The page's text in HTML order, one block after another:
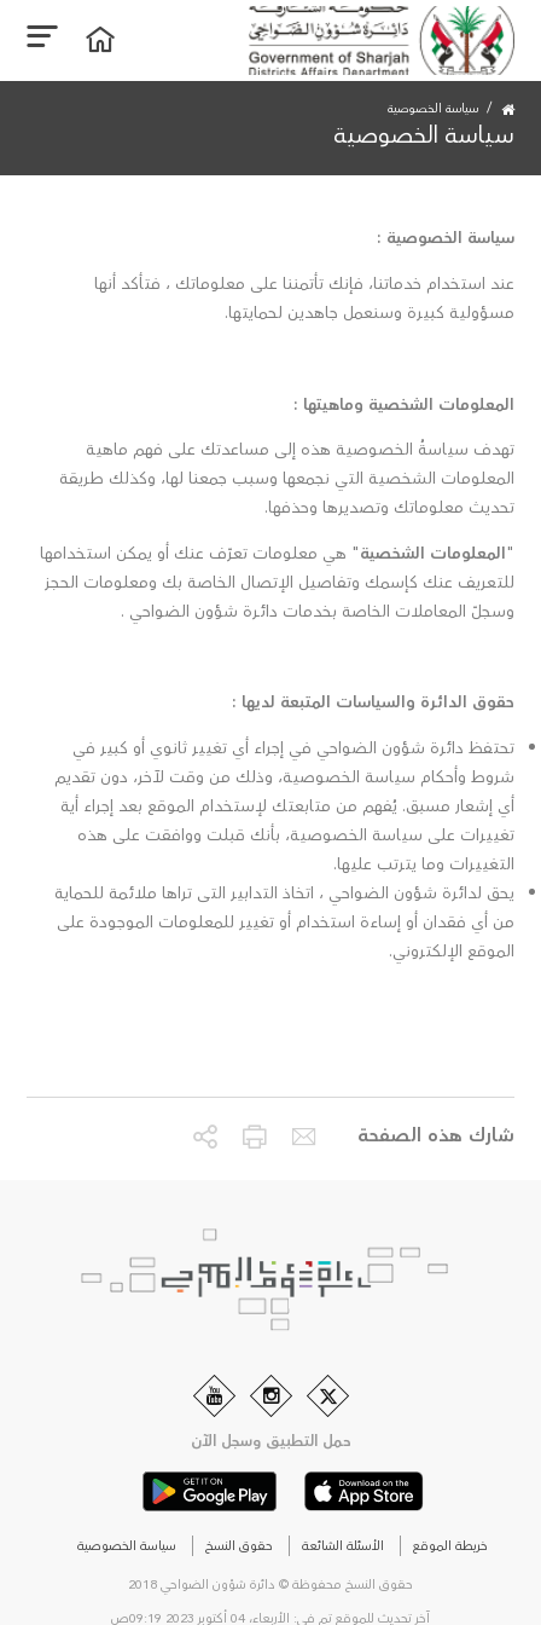
سياسة الخصوصية
سياسة الخصوصية
سياسة الخصوصية :
عند استخدام خدماتنا، فإنك تأتمننا على معلوماتك ، فتأكد أنها
مسؤولية كبيرة وسنعمل جاهدين لحمايتها.
المعلومات الشخصية وماهيتها :
تهدف سياسةُ الخصوصية هذه إلى مساعدتك على فهم ماهية
المعلومات الشخصية التي نجمعها وسبب جمعنا لها، وكذلك طريقة
تحديث معلوماتك وتصديرها وحذفها.
"المعلومات الشخصية" هي معلومات تعرّف عنك أو يمكن استخدامها
للتعريف عنك كإسمك وتفاصيل الإتصال الخاصة بك ومعلومات الحجز
وسجلّ المعاملات الخاصة بخدمات دائـرة شؤون الضواحي .
حقوق الدائـرة والسياسات المتبعة لديها :
تحتفظ دائرة شؤون الضواحي في إجراء أي تغيير ثانوي أو كبير في
شروط وأحكام سياسة الخصوصية، وذلك من وقت لآخر، دون تقديم
أي إشعار مسبق. يُفهم من متابعتك لإستخدام الموقع بعد إجراء أية
تغييرات على سياسة الخصوصية، بأنك قبلت ووافقت على هذه
التغييرات وما يترتب عليها.
يحق لدائرة شؤون الضواحي ، اتخاذ التدابير التى تراها ملائمة للحماية
من أي فقدان أو إساءة استخدام أو تغيير للمعلومات الموجودة على
الموقع الإلكتروني.
شارك هذه الصفحة
حمل التطبيق وسجل الآن
خريطة الموقع الأسئلة الشائعة حقوق النسخ
سياسة الخصوصية
حقوق النسخ محفوظة © دائرة شؤون الضواحي 2018
آخر تحديث للموقع تم في: الأربعاء، 04 أكتوبر 2023 09:19ص